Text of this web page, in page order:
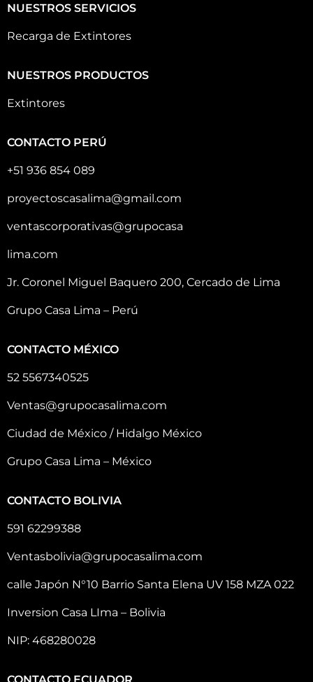
NUESTROS SERVICIOS
Recarga de Extintores
NUESTROS PRODUCTOS
Extintores
CONTACTO PERÚ
+51 936 854 089
proyectoscasalima@gmail.com
ventascorporativas@grupocasa
lima.com
Jr. Coronel Miguel Baquero 200, Cercado de Lima
Grupo Casa Lima – Perú
CONTACTO MÉXICO
52 5567340525
Ventas@grupocasalima.com
Ciudad de México / Hidalgo México
Grupo Casa Lima – México
CONTACTO BOLIVIA
591 62299388
Ventasbolivia@grupocasalima.com
calle Japón N°10 Barrio Santa Elena UV 158 MZA 022
Inversion Casa LIma – Bolivia
NIP: 468280028
CONTACTO ECUADOR